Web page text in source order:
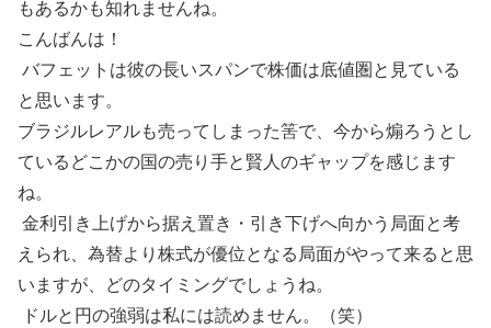
もあるかも知れませんね。
こんばんは！
バフェットは彼の長いスパンで株価は底値圏と見ている
と思います。
ブラジルレアルも売ってしまった筈で、今から煽ろうとし
ているどこかの国の売り手と賢人のギャップを感じます
ね。
金利引き上げから据え置き・引き下げへ向かう局面と考
えられ、為替より株式が優位となる局面がやって来ると思
いますが、どのタイミングでしょうね。
ドルと円の強弱は私には読めません。（笑）